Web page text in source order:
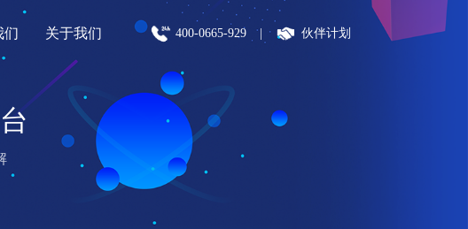
们 关于我们 400-0665-929 伙伴计划